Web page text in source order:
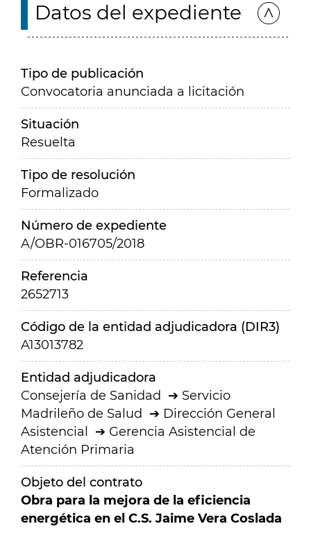
Datos del expediente
Tipo de publicación
Convocatoria anunciada a licitación
Situación
Resuelta
Tipo de resolución
Formalizado
Número de expediente
A/OBR-016705/2018
Referencia
2652713
Código de la entidad adjudicadora (DIR3)
A13013782
Entidad adjudicadora
Consejería de Sanidad
Servicio
Madrileño de Salud
Dirección General
Asistencial
Gerencia Asistencial de
Atención Primaria
Objeto del contrato
Obra para la mejora de la eficiencia
energética en el C.S. Jaime Vera Coslada